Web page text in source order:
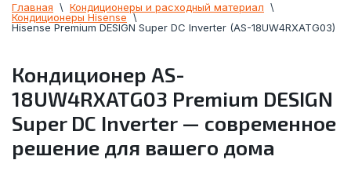
Главная
  \
Кондиционеры и расходный материал
Кондиционеры Hisense
  \
Hisense Premium DESIGN Super DC Inverter (AS-18UW4RXATG03)
Кондиционер AS-
18UW4RXATG03 Premium DESIGN
Super DC Inverter — современное
решение для вашего дома